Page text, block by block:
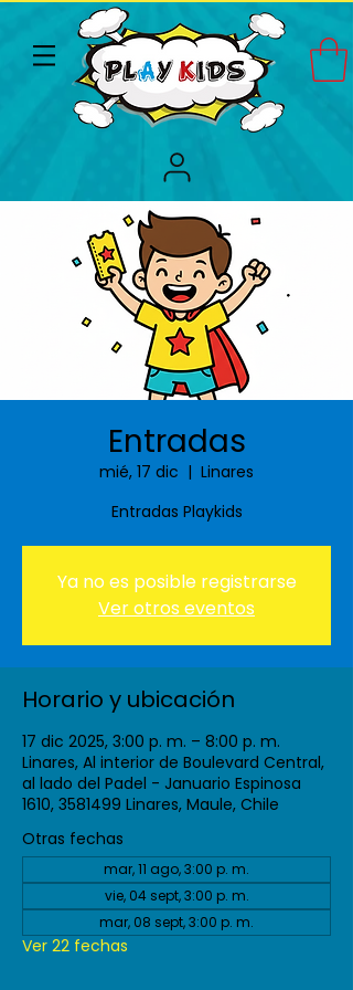
Entradas
mié, 17 dic
  |
Linares
Entradas Playkids
Ya no es posible registrarse
Ver otros eventos
Horario y ubicación
17 dic 2025, 3:00 p. m. – 8:00 p. m.
Linares, Al interior de Boulevard Central,
al lado del Padel - Januario Espinosa
1610, 3581499 Linares, Maule, Chile
Otras fechas
mar, 11 ago, 3:00 p. m.
vie, 04 sept, 3:00 p. m.
mar, 08 sept, 3:00 p. m.
Ver 22 fechas